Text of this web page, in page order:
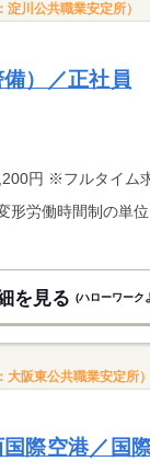
川公共職業安定所）
）／正社員
の場合は月額（換算額）、パート求人の
を見る (ハローワーク
阪東公共職業安定所）
国際空港／国